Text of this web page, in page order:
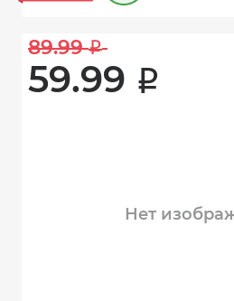
89.99 i
59.99 i
Нет